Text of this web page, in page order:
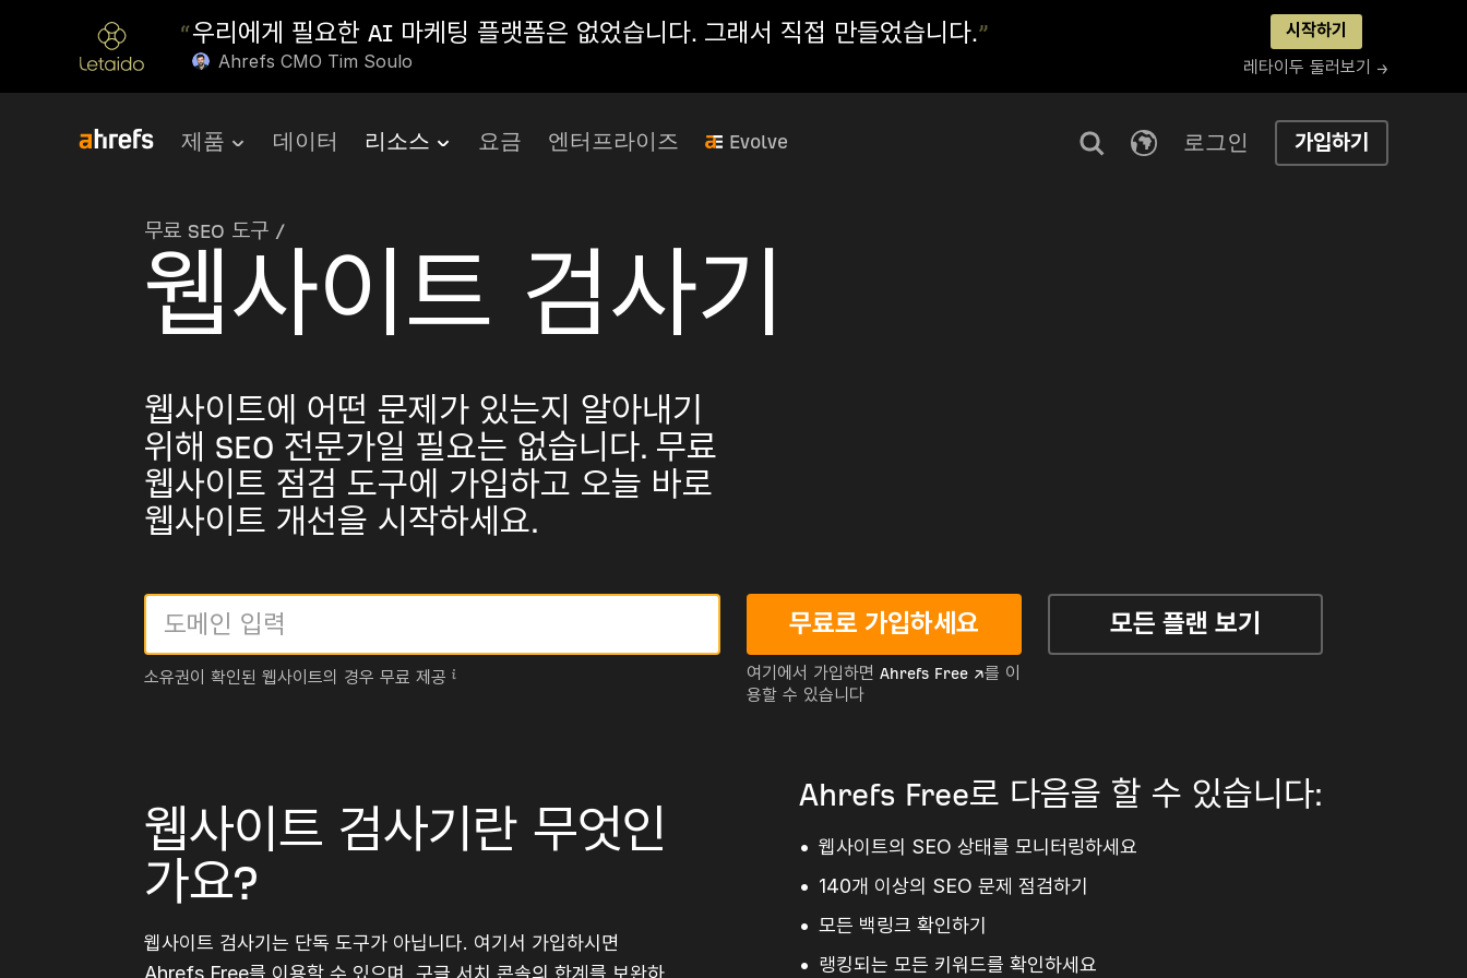
“우리에게 필요한 AI 마케팅 플랫폼은 없었습니다. 그래서 직접 만들었습니다.”
Ahrefs CMO Tim Soulo
시작하기
레타이두 둘러보기 →
제품 데이터 리소스 요금 엔터프라이즈 Evolve 로그인 가입하기
무료 SEO 도구 /
웹사이트 검사기
웹사이트에 어떤 문제가 있는지 알아내기
위해 SEO 전문가일 필요는 없습니다. 무료
웹사이트 점검 도구에 가입하고 오늘 바로
웹사이트 개선을 시작하세요.
소유권이 확인된 웹사이트의 경우 무료 제공
무료로 가입하세요
여기에서 가입하면 Ahrefs Free ↗를 이
용할 수 있습니다
모든 플랜 보기
웹사이트 검사기란 무엇인
가요?
웹사이트 검사기는 단독 도구가 아닙니다. 여기서 가입하시면
Ahrefs Free를 이용할 수 있으며, 구글 서치 콘솔의 한계를 보완하
Ahrefs Free로 다음을 할 수 있습니다:
웹사이트의 SEO 상태를 모니터링하세요
140개 이상의 SEO 문제 점검하기
모든 백링크 확인하기
랭킹되는 모든 키워드를 확인하세요